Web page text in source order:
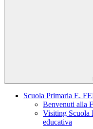
Scuola Primaria E.
Benvenuti alla
Visiting Scuola
educativa